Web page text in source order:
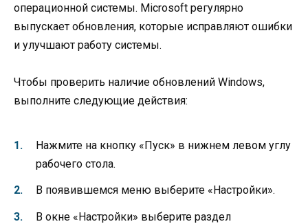
операционной системы. Microsoft регулярно
выпускает обновления, которые исправляют ошибки
и улучшают работу системы.
Чтобы проверить наличие обновлений Windows,
выполните следующие действия:
Нажмите на кнопку «Пуск» в нижнем левом углу
рабочего стола.
В появившемся меню выберите «Настройки».
В окне «Настройки» выберите раздел